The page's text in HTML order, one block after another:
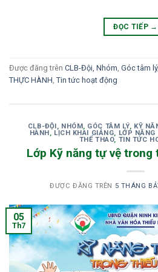
ĐỌC TIẾP →
Được đăng trên CLB-Đội, Nhóm, Góc tâm lý,
THỰC HÀNH, Tin tức hoạt động
CLB-ĐỘI, NHÓM, GÓC TÂM LÝ, KỸ
HÀNH, LỊCH KHAI GIẢNG, LỚP NĂNG
THỂ THAO, TIN TỨC
Lớp Kỹ năng tự vệ trong
ĐƯỢC ĐĂNG TRÊN 5 THÁNG
05
Th7